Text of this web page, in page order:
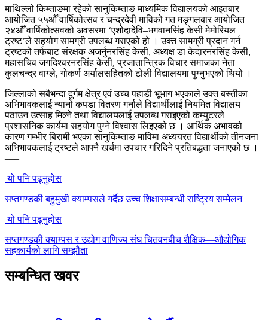
माथिल्लो किम्ताङमा रहेको सानुकिम्ताङ माध्यमिक विद्यालयको आइतबार
आयोजित ५५औँ वार्षिकोत्सव र चन्द्रदेवी माविको गत मङ्गलबार आयोजित
२४औँ वार्षिकोत्सवको अवसरमा ‘एशोदादेवि–भगवानसिंह केसी मेमोरियल
ट्रष्ट’ले सहयोग सामग्री उपलब्ध गराएको हो । उक्त सामग्री प्रदान गर्न
ट्रष्टको तर्फबाट संरक्षक अजर्नुनरसिंह केसी, अध्यक्ष डा केदारनरसिंह केसी,
महासचिव जगदिश्वरनरसिंह केसी, प्रजातान्त्रिक विचार समाजका नेता
कुलचन्द्र वाग्ले, गोकर्ण अर्यालसहितको टोली विद्यालयमा पुग्नुभएको थियो ।
जिल्लाको सबैभन्दा दुर्गम क्षेत्र एवं उच्च पहाडी भूभाग भएकाले उक्त बस्तीका
अभिभावकलाई न्यानो कपडा वितरण गर्नाले विद्यार्थीलाई नियमित विद्यालय
पठाउन उत्साह मिल्ने तथा विद्यालयलाई उपलब्ध गराइएको कम्युटरले
प्रशासनिक कार्यमा सहयोग पुग्ने विश्वास लिइएको छ । आर्थिक अभावको
कारण गम्भीर बिरामी भएका सानुकिम्ताङ माविमा अध्ययरत विद्यार्थीको तीनजना
अभिभावकलाई ट्रष्टले आफ्नै खर्चमा उपचार गरिदिने प्रतिबद्धता जनाएको छ ।
–––
यो पनि पढ्नुहोस
सप्तगण्डकी बहुमुखी क्याम्पसले गर्दैछ उच्च शिक्षासम्बन्धी राष्ट्रिय सम्मेलन
यो पनि पढ्नुहोस
सप्तगण्डकी क्याम्पस र उद्योग वाणिज्य संघ चितवनबीच शैक्षिक—औद्योगिक
सहकार्यको लागि सम्झौता
सम्बन्धित खवर